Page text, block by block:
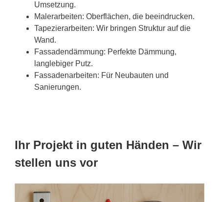
Umsetzung.
Malerarbeiten: Oberflächen, die beeindrucken.
Tapezierarbeiten: Wir bringen Struktur auf die
Wand.
Fassadendämmung: Perfekte Dämmung,
langlebiger Putz.
Fassadenarbeiten: Für Neubauten und
Sanierungen.
Ihr Projekt in guten Händen – Wir
stellen uns vor